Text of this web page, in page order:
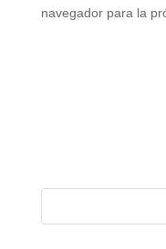
navegador para la